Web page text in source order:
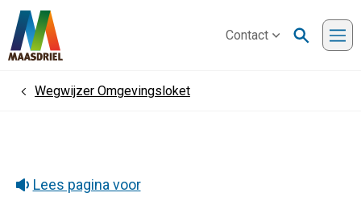
Contact
HomeWegwijzer Omgevingsloket
Lees pagina voor